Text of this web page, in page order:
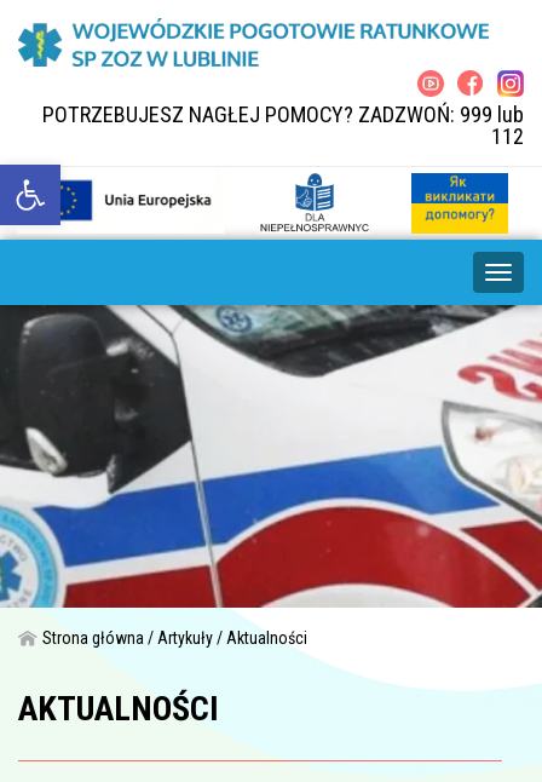
Open toolbar
POTRZEBUJESZ NAGŁEJ POMOCY? ZADZWOŃ: 999 lub
112
Strona główna Artykuły Aktualności
AKTUALNOŚCI